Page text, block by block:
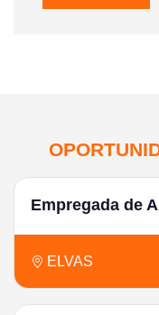
Empregada de
ELVAS